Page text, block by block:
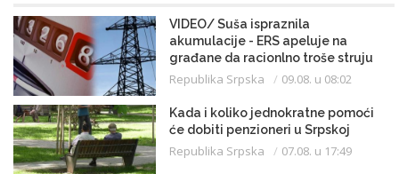
VIDEO/ Suša ispraznila
akumulacije - ERS apeluje na
građane da racionlno troše struju
Republika Srpska 09.08. u 08:02
Kada i koliko jednokratne pomoći
će dobiti penzioneri u Srpskoj
Republika Srpska 07.08. u 17:49